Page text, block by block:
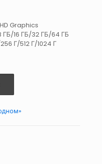
Graphics
ГБ/16 ГБ/32 ГБ/64 ГБ
Г/512 Г/1024 Г